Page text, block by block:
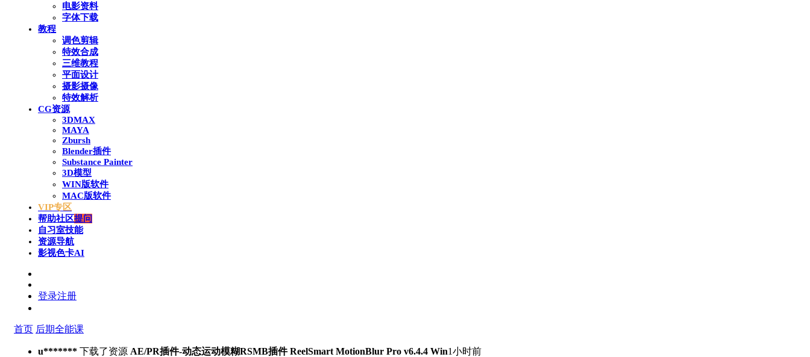
电影资料
字体下载
教程
调色剪辑
特效合成
三维教程
平面设计
摄影摄像
特效解析
CG资源
3DMAX
MAYA
Zbursh
Blender插件
Substance Painter
3D模型
WIN版软件
MAC版软件
VIP专区
帮助社区提问
自习室技能
资源导航
影视色卡AI
登录注册
首页 后期全能课
u******* 下载了资源 AE/PR插件-动态运动模糊RSMB插件 ReelSmart MotionBlur Pro v6.4.4 Win1小时前